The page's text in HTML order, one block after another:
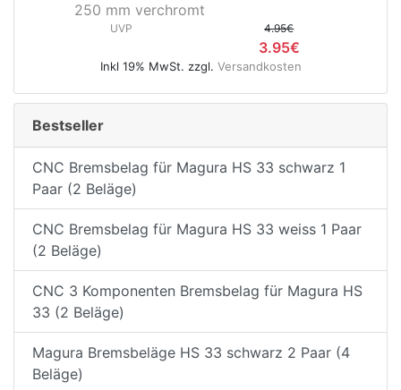
250 mm verchromt
UVP 4.95€
3.95€
Inkl 19% MwSt. zzgl. Versandkosten
Bestseller
CNC Bremsbelag für Magura HS 33 schwarz 1
Paar (2 Beläge)
CNC Bremsbelag für Magura HS 33 weiss 1 Paar
(2 Beläge)
CNC 3 Komponenten Bremsbelag für Magura HS
33 (2 Beläge)
Magura Bremsbeläge HS 33 schwarz 2 Paar (4
Beläge)